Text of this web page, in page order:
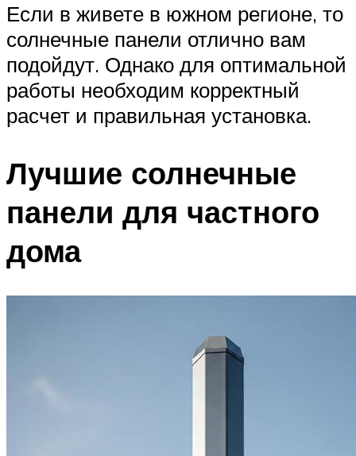
Если в живете в южном регионе, то
солнечные панели отлично вам
подойдут. Однако для оптимальной
работы необходим корректный
расчет и правильная установка.
Лучшие солнечные
панели для частного
дома